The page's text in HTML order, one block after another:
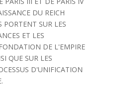
DU REICH
PORTENT SUR LES
ET LES
DE L'EMPIRE
QUE SUR LES
D'UNIFICATION